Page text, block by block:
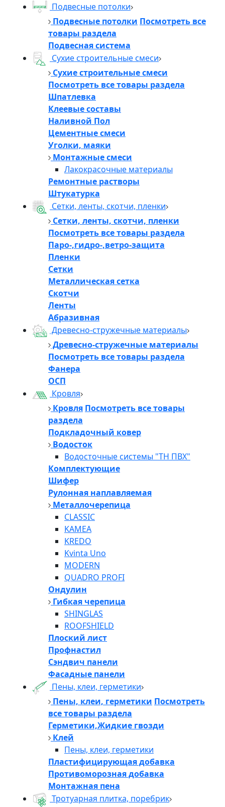
Подвесные потолки
Подвесные потолки Посмотреть все
товары раздела
Подвесная система
Сухие строительные смеси
Сухие строительные смеси
Посмотреть все товары раздела
Шпатлевка
Клеевые составы
Наливной Пол
Цементные смеси
Уголки, маяки
Монтажные смеси
Лакокрасочные материалы
Ремонтные растворы
Штукатурка
Сетки, ленты, скотчи, пленки
Сетки, ленты, скотчи, пленки
Посмотреть все товары раздела
Паро-,гидро-,ветро-защита
Пленки
Сетки
Металлическая сетка
Скотчи
Ленты
Абразивная
Древесно-стружечные материалы
Древесно-стружечные материалы
Посмотреть все товары раздела
Фанера
ОСП
Кровля
Кровля Посмотреть все товары
раздела
Подкладочный ковер
Водосток
Водосточные системы "ТН ПВХ"
Комплектующие
Шифер
Рулонная наплавляемая
Металлочерепица
CLASSIC
KAMEA
KREDO
Kvinta Uno
MODERN
QUADRO PROFI
Ондулин
Гибкая черепица
SHINGLAS
ROOFSHIELD
Плоский лист
Профнастил
Сэндвич панели
Фасадные панели
Пены, клеи, герметики
Пены, клеи, герметики Посмотреть
все товары раздела
Герметики,Жидкие гвозди
Клей
Пены, клеи, герметики
Пластифицирующая добавка
Противоморозная добавка
Монтажная пена
Тротуарная плитка, поребрик